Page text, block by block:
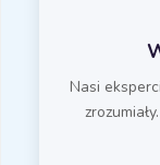
Nasi